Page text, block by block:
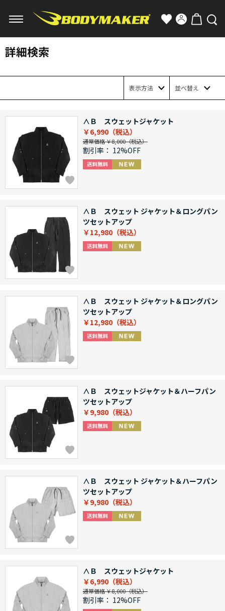
詳細検索
表示方法 並べ替え
∧Ｂ スウェットジャケット
￥6,990
通常価格 ￥8,000
割引率： 12%OFF
∧Ｂ スウェット ジャケット＆ロングパン
ツセットアップ
￥12,980
∧Ｂ スウェット ジャケット＆ロングパン
ツセットアップ
￥12,980
∧Ｂ スウェットジャケット＆ハーフパン
ツセットアップ
￥9,980
∧Ｂ スウェット ジャケット＆ハーフパン
ツセットアップ
￥9,980
∧Ｂ スウェットジャケット
￥6,990
通常価格 ￥8,000
割引率： 12%OFF